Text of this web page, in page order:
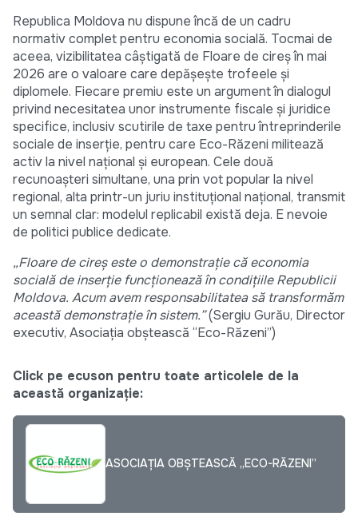
Republica Moldova nu dispune încă de un cadru
normativ complet pentru economia socială. Tocmai de
aceea, vizibilitatea câștigată de Floare de cireș în mai
2026 are o valoare care depășește trofeele și
diplomele. Fiecare premiu este un argument în dialogul
privind necesitatea unor instrumente fiscale și juridice
specifice, inclusiv scutirile de taxe pentru întreprinderile
sociale de inserție, pentru care Eco-Răzeni militează
activ la nivel național și european. Cele două
recunoașteri simultane, una prin vot popular la nivel
regional, alta printr-un juriu instituțional național, transmit
un semnal clar: modelul replicabil există deja. E nevoie
de politici publice dedicate.
„Floare de cireș este o demonstrație că economia
socială de inserție funcționează în condițiile Republicii
Moldova. Acum avem responsabilitatea să transformăm
această demonstrație în sistem.”(Sergiu Gurău, Director
executiv, Asociația obștească “Eco-Răzeni”)
Click pe ecuson pentru toate articolele de la
această organizație:
ASOCIAȚIA OBȘTEASCĂ „ECO-RĂZENI”